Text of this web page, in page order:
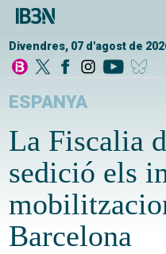
Divendres, 07 d'agost de
ESPANYA
La Fiscalia
sedició els
Barcelona